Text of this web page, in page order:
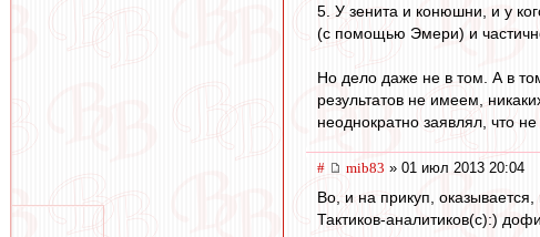
5. У зенита и конюшни, и у
(с помощью Эмери) и
Но дело даже не в том. А в
результатов не имеем,
неоднократно заявлял, что
# mib83 » 01 июл 2013 20:04
Во, и на прикуп, оказывается,
Тактиков-аналитиков(с):)